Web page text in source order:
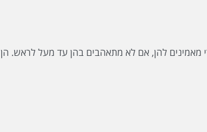
מאמינים להן, אם לא מתאהבים בהן עד מעל לראש. הן